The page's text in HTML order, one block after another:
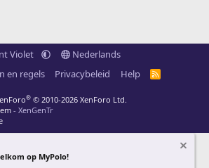
Violet
Nederlands
en regels Privacybeleid Help
R
® © 2010-2026 XenForo Ltd.
- XenGenTr
op MyPolo!